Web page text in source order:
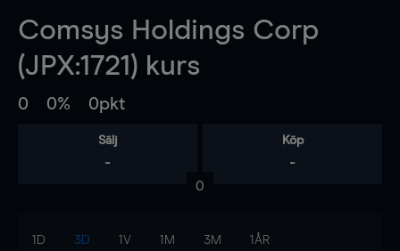
Comsys Holdings Corp
(JPX:1721) kurs
0 0% 0pkt
Sälj
-
Köp
-
0
1D 3D 1V 1M 3M 1ÅR